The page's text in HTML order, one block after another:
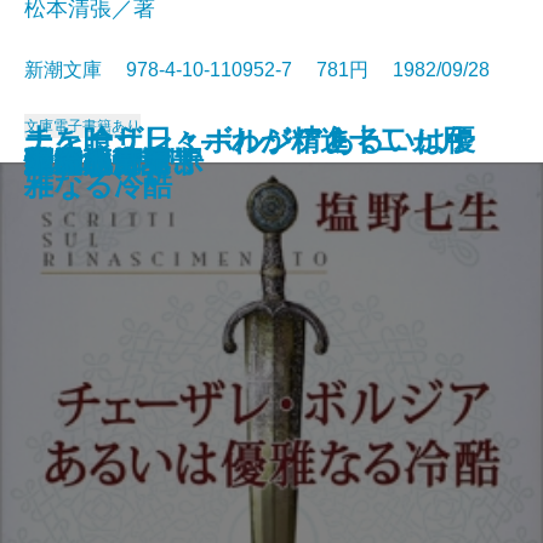
さむらい劇場
羆嵐
日本の喜劇人
黄金の日日
箱男
輝ける闇
雨の山吹
天才画の女
憎悪の依頼
砂漠の塩
松本清張／著
新潮文庫 978-4-10-110952-7 781円 1982/09/28
文庫電子書籍あり
チェーザレ・ボルジアあるいは優
雅なる冷酷
冤罪
未来いそっぷ
土を喰う日々―わが精進十二ヵ月
―
続 泥流地帯
隠花の飾り
新樹の言葉
水の肌
楽天旅日記
泥流地帯